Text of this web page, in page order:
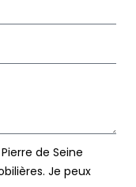
de Seine
Je peux